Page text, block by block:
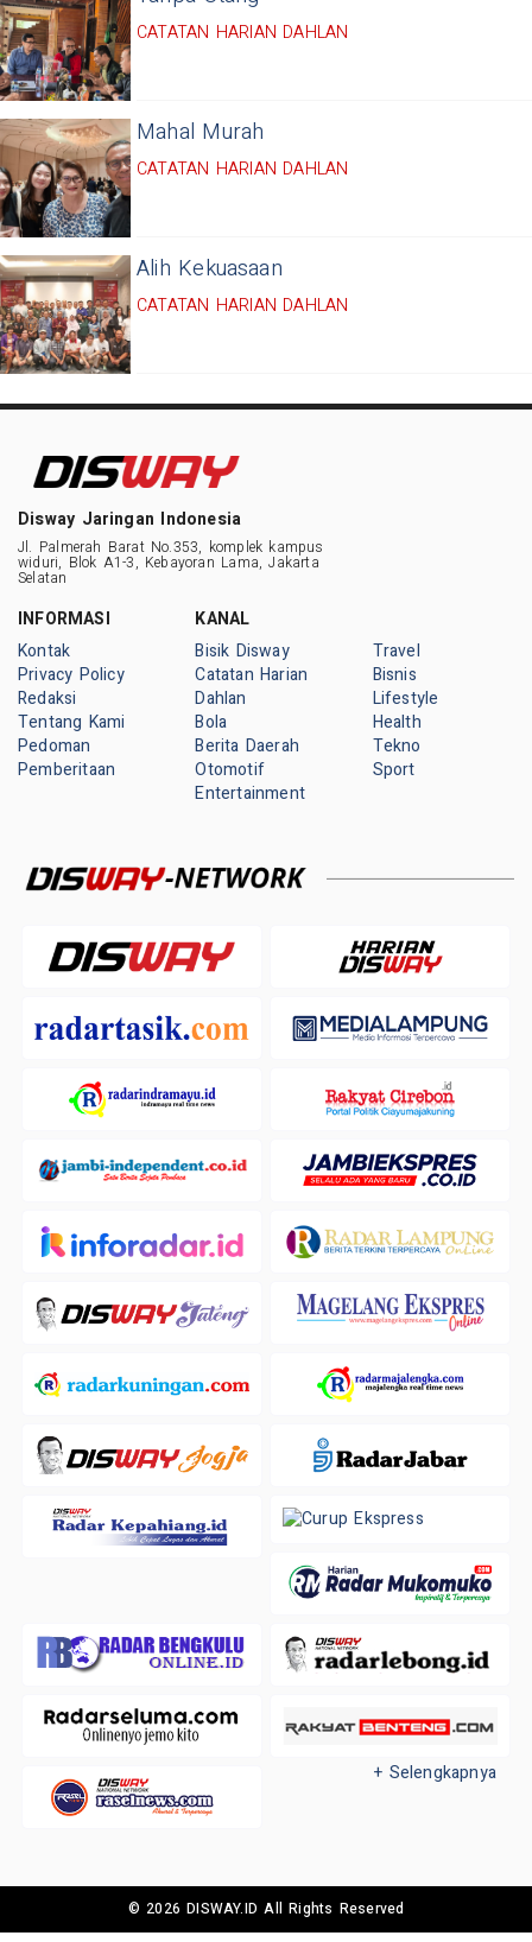
CATATAN HARIAN DAHLAN
Mahal Murah
CATATAN HARIAN DAHLAN
Alih Kekuasaan
CATATAN HARIAN DAHLAN
Disway Jaringan Indonesia
Jl. Palmerah Barat No.353, komplek kampus
widuri, Blok A1-3, Kebayoran Lama, Jakarta
Selatan
INFORMASI
Kontak
Privacy Policy
Redaksi
Tentang Kami
Pedoman
Pemberitaan
KANAL
Bisik Disway
Catatan Harian
Dahlan
Bola
Berita Daerah
Otomotif
Entertainment
Travel
Bisnis
Lifestyle
Health
Tekno
Sport
+ Selengkapnya
© 2026 DISWAY.ID All Rights Reserved